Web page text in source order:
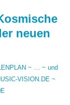
neuen
~ … ~ und
VISION.DE ~